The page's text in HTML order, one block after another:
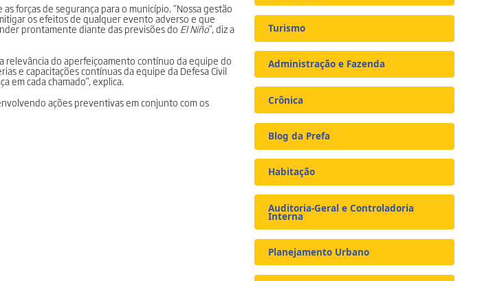
forças de segurança para o município. “Nossa gestão
os efeitos de qualquer evento adverso e que
prontamente diante das previsões do El Niño”, diz a
relevância do aperfeiçoamento contínuo da equipe do
e capacitações contínuas da equipe da Defesa Civil
em cada chamado”, explica.
ações preventivas em conjunto com os
Turismo
Administração e Fazenda
Crônica
Blog da Prefa
Habitação
Auditoria-Geral e Controladoria
Interna
Planejamento Urbano